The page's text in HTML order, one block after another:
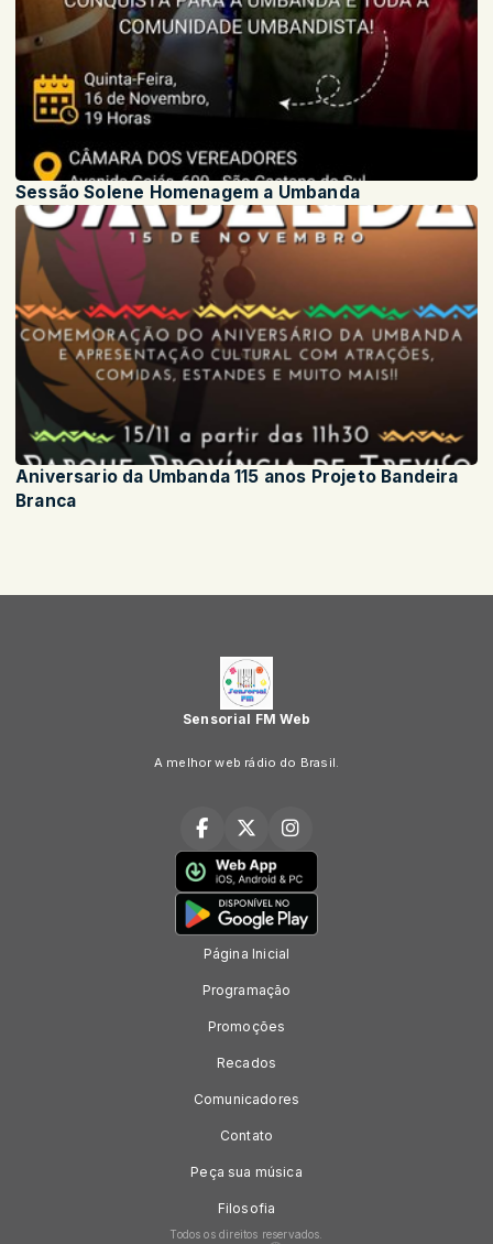
Sessão Solene Homenagem a Umbanda
Aniversario da Umbanda 115 anos Projeto Bandeira
Branca
Sensorial FM Web
A melhor web rádio do Brasil.
Página Inicial
Programação
Promoções
Recados
Comunicadores
Contato
Peça sua música
Filosofia
Todos os direitos reservados.